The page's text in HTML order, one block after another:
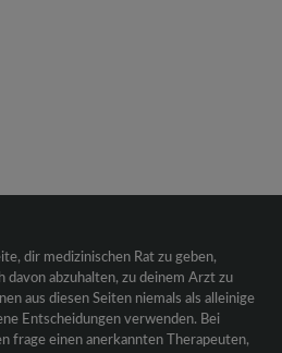
dir medizinischen Rat zu geben,
davon abzuhalten, zu deinem Arzt zu
aus diesen Seiten niemals als alleinige
Entscheidungen verwenden. Bei
frage einen anerkannten Therapeuten,